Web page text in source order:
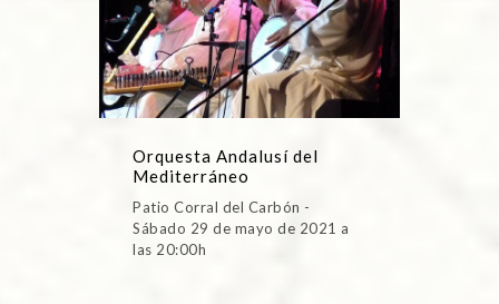
Orquesta Andalusí del
Mediterráneo
Patio Corral del Carbón -
Sábado 29 de mayo de 2021 a
las 20:00h